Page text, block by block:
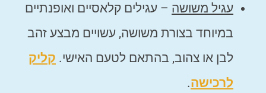
עגיל משושה – עגילים קלאסיים ואופנתיים
במיוחד בצורת משושה, עשויים מבצע זהב
לבן או צהוב, בהתאם לטעם האישי. קליק
לרכישה.